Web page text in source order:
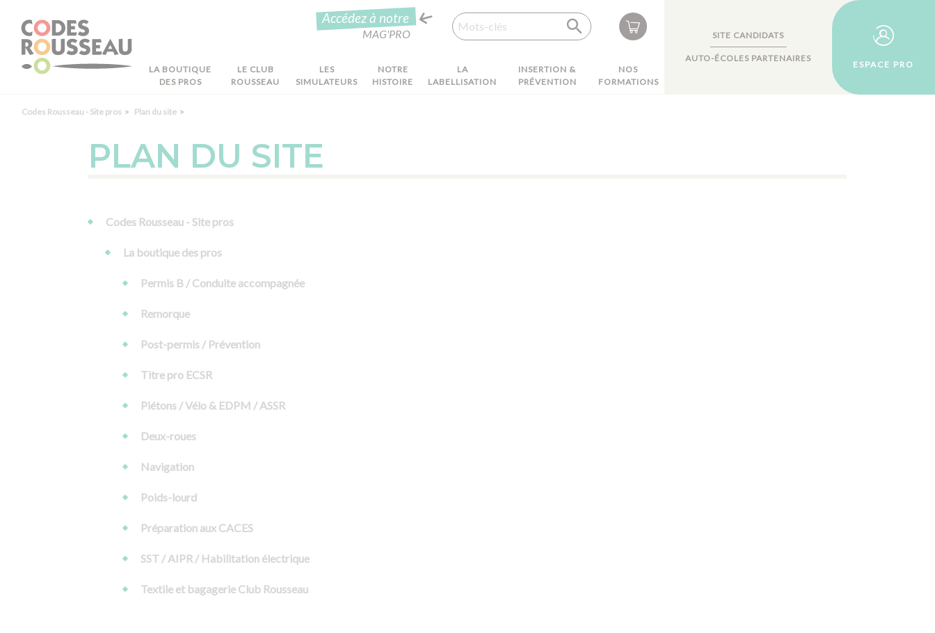
LA BOUTIQUE
DES PROS
LE CLUB
ROUSSEAU
LES
SIMULATEURS
NOTRE
HISTOIRE
LA
LABELLISATION
INSERTION &
PRÉVENTION
NOS
FORMATIONS
Accédez à notre
MAG'PRO
Recherche
SITE CANDIDATS
AUTO-ÉCOLES PARTENAIRES
ESPACE PRO
Codes Rousseau - Site pros Plan du site
PLAN DU SITE
Codes Rousseau - Site pros
La boutique des pros
Permis B / Conduite accompagnée
Remorque
Post-permis / Prévention
Titre pro ECSR
Piétons / Vélo & EDPM / ASSR
Deux-roues
Navigation
Poids-lourd
Préparation aux CACES
SST / AIPR / Habilitation électrique
Textile et bagagerie Club Rousseau